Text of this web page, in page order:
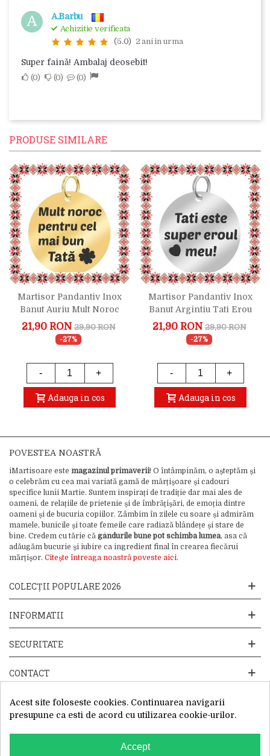
A A.Barbu
Achizitie verificata
(5.0) 2 ani in urma
Super faină! Ambalaj deosebit!
0 0 0
PRODUSE SIMILARE
Martisor Pandantiv Inox
Banut Auriu Mult Noroc
Bun Tata
21,90 RON 29,90 RON
-27%
- +
Adauga in cos
Martisor Pandantiv Inox
Banut Argintiu Tati Erou
21,90 RON 29,90 RON
-27%
- +
Adauga in cos
POVESTEA NOASTRĂ
iMartisoare este magazinul primăverii! O întâmpinăm, o așteptăm și
o celebrăm cu cea mai variată gamă de mărțișoare și cadouri
specifice lunii Martie. Suntem inspirați de tradiție dar mai ales de
oameni, de relațiile de prietenie și de îmbrățișări, de emoția dintre
oameni și de bucuria copiilor. Zâmbim în zilele cu soare și admirăm
mamele, bunicile și toate femeile care radiază blândețe și stare de
bine. Credem cu tărie că gândurile bune pot schimba lumea, asa că
adăugăm bucurie și iubire ca ingredient final în crearea fiecărui
mărțișor. Citește întreaga noastră poveste aici.
COLECȚII POPULARE 2026
INFORMATII
SECURITATE
CONTACT
Website operat de: Primavara in dar SRL, Cod Fiscal: 52428019, Reg.
Acest site foloseste cookies. Continuarea navigarii
presupune ca esti de acord cu utilizarea cookie-urilor.
Accept